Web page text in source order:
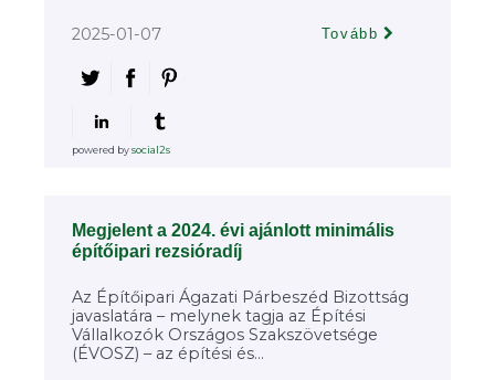
2025-01-07 Tovább
powered bysocial2s
Megjelent a 2024. évi ajánlott minimális
építőipari rezsióradíj
Az Építőipari Ágazati Párbeszéd Bizottság
javaslatára – melynek tagja az Építési
Vállalkozók Országos Szakszövetsége
(ÉVOSZ) – az építési és...